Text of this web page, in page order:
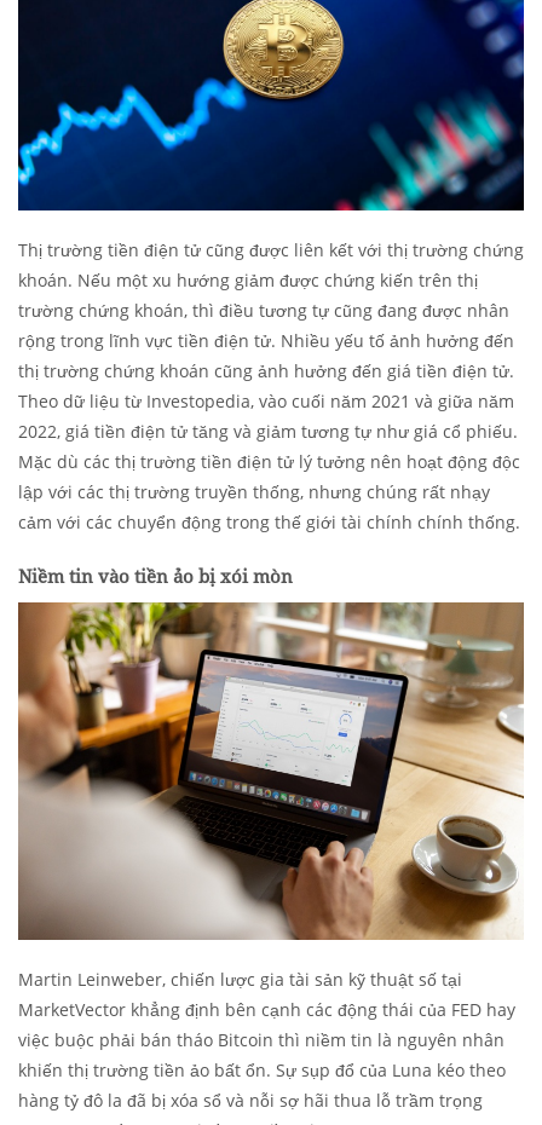
Thị trường tiền điện tử cũng được liên kết với thị trường chứng
khoán. Nếu một xu hướng giảm được chứng kiến ​​trên thị
trường chứng khoán, thì điều tương tự cũng đang được nhân
rộng trong lĩnh vực tiền điện tử. Nhiều yếu tố ảnh hưởng đến
thị trường chứng khoán cũng ảnh hưởng đến giá tiền điện tử.
Theo dữ liệu từ Investopedia, vào cuối năm 2021 và giữa năm
2022, giá tiền điện tử tăng và giảm tương tự như giá cổ phiếu.
Mặc dù các thị trường tiền điện tử lý tưởng nên hoạt động độc
lập với các thị trường truyền thống, nhưng chúng rất nhạy
cảm với các chuyển động trong thế giới tài chính chính thống.
Niềm tin vào tiền ảo bị xói mòn
Martin Leinweber, chiến lược gia tài sản kỹ thuật số tại
MarketVector khẳng định bên cạnh các động thái của FED hay
việc buộc phải bán tháo Bitcoin thì niềm tin là nguyên nhân
khiến thị trường tiền ảo bất ổn. Sự sụp đổ của Luna kéo theo
hàng tỷ đô la đã bị xóa sổ và nỗi sợ hãi thua lỗ trầm trọng